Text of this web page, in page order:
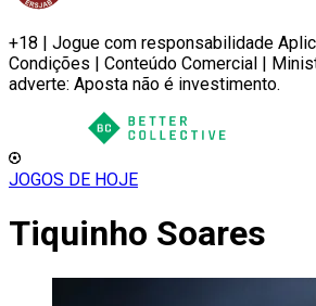
+18 | Jogue com responsabilidade
Condições | Conteúdo Comercial |
adverte: Aposta não é investimento.
JOGOS DE HOJE
Tiquinho Soares